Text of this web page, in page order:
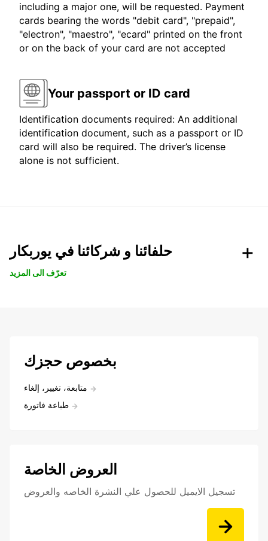
including a major one, will be requested. Payment
cards bearing the words "debit card", "prepaid",
"electron", "maestro", "ecard" printed on the front
or on the back of your card are not accepted
Your passport or ID card
Identification documents required: An additional
identification document, such as a passport or ID
card will also be required. The driver’s license
alone is not sufficient.
حلفائنا و شركائنا في يوربكار
تعرّف الى المزيد
بخصوص حجزك
متابعة، تغيير، إلغاء
طباعة فاتورة
العروض الخاصة
تسجيل الايميل للحصول علي النشرة الخاصه والعروض